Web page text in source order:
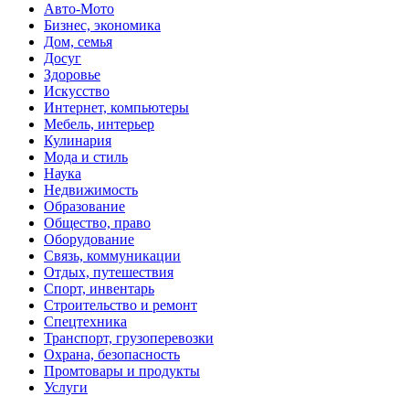
Авто-Мото
Бизнес, экономика
Дом, семья
Досуг
Здоровье
Искусство
Интернет, компьютеры
Мебель, интерьер
Кулинария
Мода и стиль
Наука
Недвижимость
Образование
Общество, право
Оборудование
Связь, коммуникации
Отдых, путешествия
Спорт, инвентарь
Строительство и ремонт
Спецтехника
Транспорт, грузоперевозки
Охрана, безопасность
Промтовары и продукты
Услуги